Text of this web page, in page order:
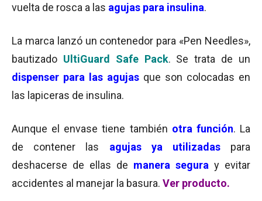
vuelta de rosca a las agujas para insulina.
La marca lanzó un contenedor para «Pen Needles»,
bautizado UltiGuard Safe Pack. Se trata de un
dispenser para las agujas que son colocadas en
las lapiceras de insulina.
Aunque el envase tiene también otra función. La
de contener las agujas ya utilizadaspara
deshacerse de ellas de manera segura y evitar
accidentes al manejar la basura. Ver producto.